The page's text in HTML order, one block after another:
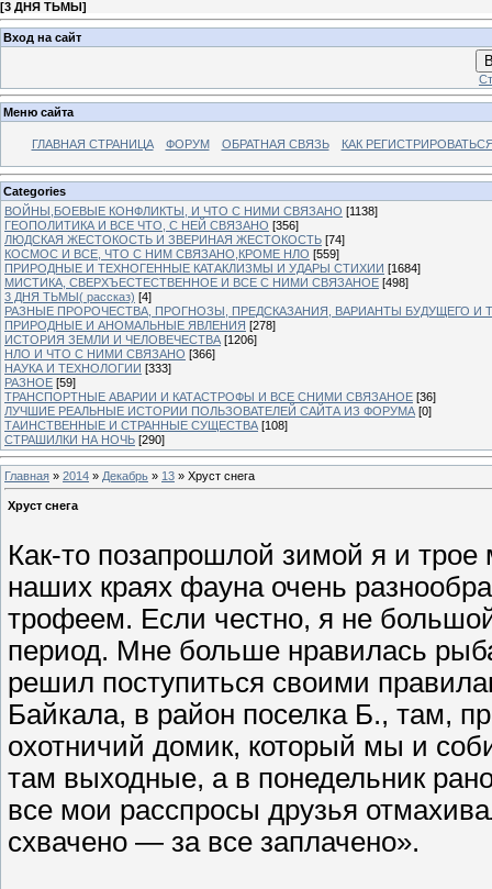
[3 ДНЯ ТЬМЫ]
Вход на сайт
Меню сайта
ГЛАВНАЯ СТРАНИЦА ФОРУМ ОБРАТНАЯ СВЯЗЬ КАК
Categories
ВОЙНЫ,БОЕВЫЕ КОНФЛИКТЫ, И ЧТО С НИМИ СВЯЗАНО [1138]
ГЕОПОЛИТИКА И ВСЕ ЧТО, С НЕЙ СВЯЗАНО [356]
ЛЮДСКАЯ ЖЕСТОКОСТЬ И ЗВЕРИНАЯ ЖЕСТОКОСТЬ [74]
КОСМОС И ВСЕ, ЧТО С НИМ СВЯЗАНО,КРОМЕ НЛО [559]
ПРИРОДНЫЕ И ТЕХНОГЕННЫЕ КАТАКЛИЗМЫ И УДАРЫ СТИХИИ [1684]
МИСТИКА, СВЕРХЪЕСТЕСТВЕННОЕ И ВСЕ С НИМИ СВЯЗАНОЕ [498]
3 ДНЯ ТЬМЫ( рассказ) [4]
РАЗНЫЕ ПРОРОЧЕСТВА, ПРОГНОЗЫ, ПРЕДСКАЗАНИЯ, ВАРИАНТЫ БУДУЩЕГО И
ПРИРОДНЫЕ И АНОМАЛЬНЫЕ ЯВЛЕНИЯ [278]
ИСТОРИЯ ЗЕМЛИ И ЧЕЛОВЕЧЕСТВА [1206]
НЛО И ЧТО С НИМИ СВЯЗАНО [366]
НАУКА И ТЕХНОЛОГИИ [333]
РАЗНОЕ [59]
ТРАНСПОРТНЫЕ АВАРИИ И КАТАСТРОФЫ И ВСЕ СНИМИ СВЯЗАНОЕ [36]
ЛУЧШИЕ РЕАЛЬНЫЕ ИСТОРИИ ПОЛЬЗОВАТЕЛЕЙ САЙТА ИЗ ФОРУМА [0]
ТАИНСТВЕННЫЕ И СТРАННЫЕ СУЩЕСТВА [108]
СТРАШИЛКИ НА НОЧЬ [290]
Главная » 2014 » Декабрь » 13 » Хруст снега
Хруст снега
Как-то позапрошлой зимой я и
наших краях фауна очень
трофеем. Если честно, я не
период. Мне больше нравилась
решил поступиться своими
Байкала, в район поселка Б., там,
охотничий домик, который мы и
там выходные, а в понедельник
все мои расспросы друзья
схвачено — за все заплачено».